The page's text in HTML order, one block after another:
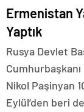
Ermenistan
Yaptık
Rusya Devlet
Nikol Paşinyan
Eylül’den beri